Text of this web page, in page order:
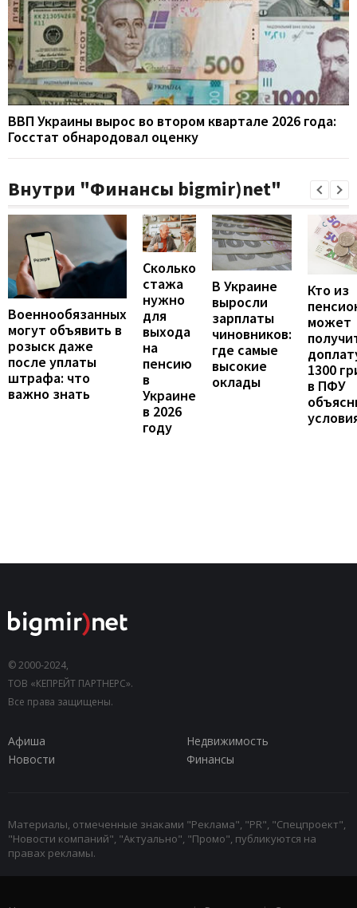
ВВП Украины вырос во втором квартале 2026 года:
Госстат обнародовал оценку
Внутри "Финансы bigmir)net"
Военнообязанных
могут объявить в
розыск даже
после уплаты
штрафа: что
важно знать
Сколько
стажа
нужно
для
выхода
на
пенсию
в
Украине
в 2026
году
В Украине
выросли
зарплаты
чиновников:
где самые
высокие
оклады
Кто из
может
1300
в ПФУ
© 2000-2024,
ТОВ «КЕПРЕЙТ ПАРТНЕРС».
Все права защищены.
Афиша
Недвижимость
Новости
Финансы
Материалы, отмеченные знаками "Реклама", "PR", "Спецпроект",
"Новости компаний", "Актуально", "Промо", публикуются на
правах рекламы.